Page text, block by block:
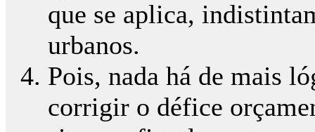
que se aplica,
urbanos.
Pois, nada há de mais
corrigir o défice